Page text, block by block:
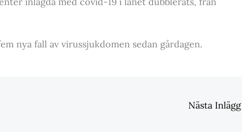
nya fall av virussjukdomen sedan gårdagen.
Nästa Inlägg